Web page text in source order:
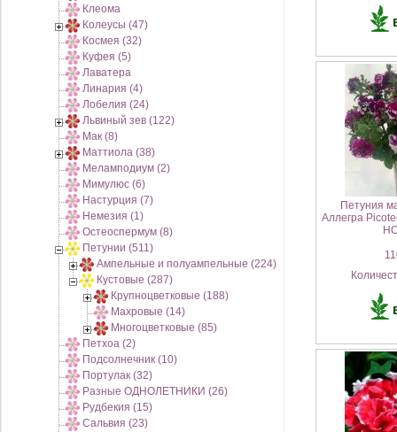
Клеома
Колеусы (47)
Космея (32)
Куфея (5)
Лаватера
Линария (4)
Лобелия (24)
Львиный зев (122)
Мак (8)
Маттиола (38)
Меламподиум (2)
Мимулюс (6)
Настурция (7)
Немезия (1)
Остеоспермум (8)
Петунии (511)
Ампельные и полуампельные (224)
Кустовые (287)
Крупноцветковые (188)
Махровые (14)
Многоцветковые (85)
Петхоа (2)
Подсолнечник (10)
Портулак (32)
Разные ОДНОЛЕТНИКИ (26)
Рудбекия (15)
Сальвия (23)
Петуния
Аллегра